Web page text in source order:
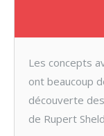
Les concepts
ont beaucoup
découverte
de Rupert